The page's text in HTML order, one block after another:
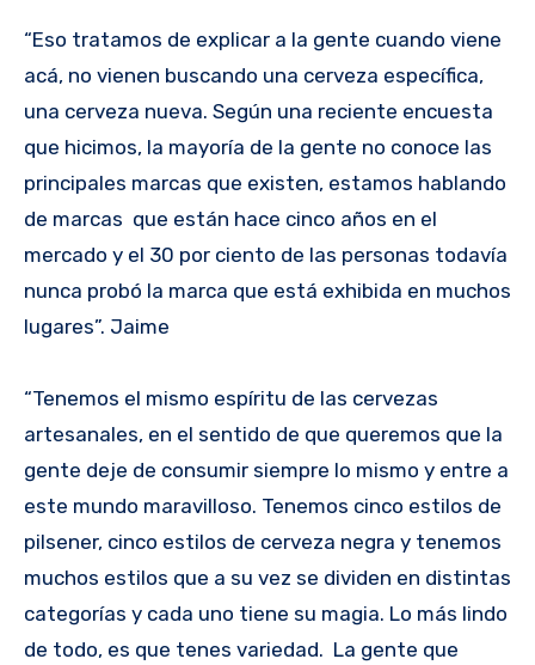
“Eso tratamos de explicar a la gente cuando viene
acá, no vienen buscando una cerveza específica,
una cerveza nueva. Según una reciente encuesta
que hicimos, la mayoría de la gente no conoce las
principales marcas que existen, estamos hablando
de marcas que están hace cinco años en el
mercado y el 30 por ciento de las personas todavía
nunca probó la marca que está exhibida en muchos
lugares”. Jaime
“Tenemos el mismo espíritu de las cervezas
artesanales, en el sentido de que queremos que la
gente deje de consumir siempre lo mismo y entre a
este mundo maravilloso. Tenemos cinco estilos de
pilsener, cinco estilos de cerveza negra y tenemos
muchos estilos que a su vez se dividen en distintas
categorías y cada uno tiene su magia. Lo más lindo
de todo, es que tenes variedad. La gente que